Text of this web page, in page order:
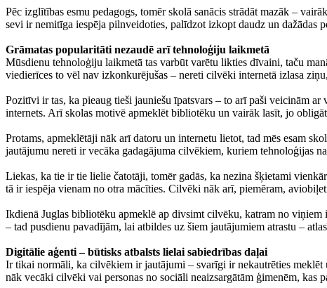
Pēc izglītības esmu pedagogs, tomēr skolā sanācis strādāt mazāk –
sevi ir nemitīga iespēja pilnveidoties, palīdzot izkopt daudz un dažādas
Grāmatas popularitāti nezaudē arī tehnoloģiju laikmetā
Mūsdienu tehnoloģiju laikmetā tas varbūt varētu likties dīvaini, taču
viedierīces to vēl nav izkonkurējušas – nereti cilvēki internetā izlasa
Pozitīvi ir tas, ka pieaug tieši jauniešu īpatsvars – to arī paši veicinām
internets. Arī skolas motivē apmeklēt bibliotēku un vairāk lasīt, jo
Protams, apmeklētāji nāk arī datoru un internetu lietot, tad mēs esam
jautājumu nereti ir vecāka gadagājuma cilvēkiem, kuriem tehnoloģijas
Liekas, ka tie ir tie lielie čatotāji, tomēr gadās, ka nezina šķietami
tā ir iespēja vienam no otra mācīties. Cilvēki nāk arī, piemēram,
Ikdienā Juglas bibliotēku apmeklē ap divsimt cilvēku, katram no
– tad pusdienu pavadījām, lai atbildes uz šiem jautājumiem atrastu –
Digitālie aģenti – būtisks atbalsts lielai sabiedrības daļai
Ir tikai normāli, ka cilvēkiem ir jautājumi – svarīgi ir nekautrēties meklēt
nāk vecāki cilvēki vai personas no sociāli neaizsargātām ģimenēm, kas